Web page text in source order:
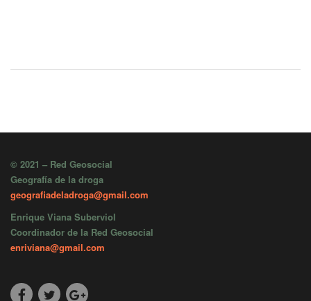
© 2021 – Red Geosocial
Geografía de la droga
geografiadeladroga@gmail.com
Enrique Viana Suberviol
Coordinador de la Red Geosocial
enriviana@gmail.com